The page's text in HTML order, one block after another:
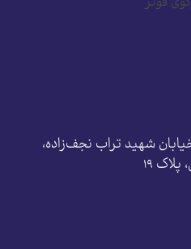
شهید تراب نجف‌زاده،
١٩